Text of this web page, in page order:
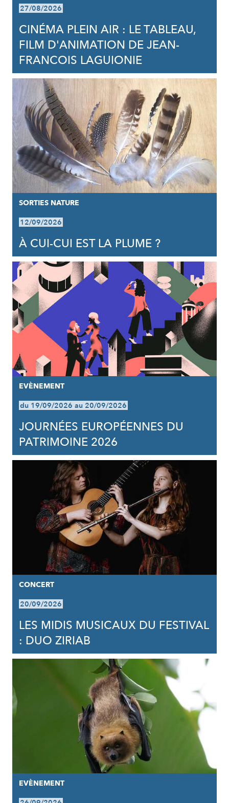
27/08/2026
CINÉMA PLEIN AIR : LE TABLEAU,
FILM D'ANIMATION DE JEAN-
FRANCOIS LAGUIONIE
SORTIES NATURE
12/09/2026
À CUI-CUI EST LA PLUME ?
EVÈNEMENT
du 19/09/2026 au 20/09/2026
JOURNÉES EUROPÉENNES DU
PATRIMOINE 2026
CONCERT
20/09/2026
LES MIDIS MUSICAUX DU FESTIVAL
: DUO ZIRIAB
EVÈNEMENT